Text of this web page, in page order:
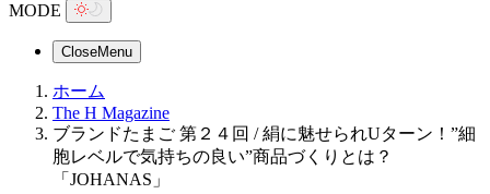
MODE
CloseMenu
ホーム
The H Magazine
ブランドたまご 第２４回 / 絹に魅せられUターン！”細
胞レベルで気持ちの良い”商品づくりとは？
「JOHANAS」